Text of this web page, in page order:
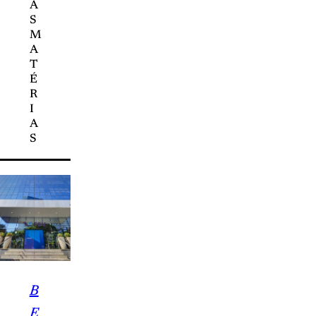
A
S
M
A
T
É
R
I
A
S
B